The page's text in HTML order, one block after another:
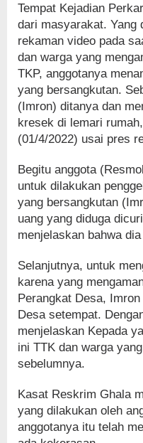
Tempat Kejadian
dari masyarakat. Yang
rekaman video pada
dan warga yang
TKP, anggotanya
yang bersangkutan.
(Imron) ditanya dan
kresek di lemari
(01/4/2022) usai pres
Begitu anggota
untuk dilakukan
yang bersangkutan
uang yang diduga
menjelaskan bahwa
Selanjutnya, untuk
karena yang
Perangkat Desa,
Desa setempat.
menjelaskan Kepada
ini TTK dan warga
sebelumnya.
Kasat Reskrim Ghala
yang dilakukan oleh
anggotanya itu telah